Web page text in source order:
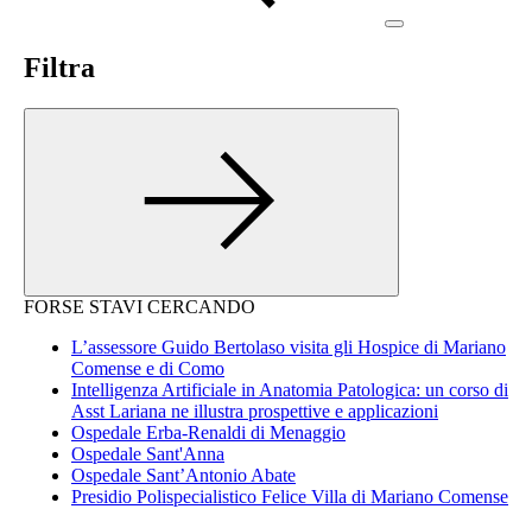
Filtra
FORSE STAVI CERCANDO
L’assessore Guido Bertolaso visita gli Hospice di Mariano
Comense e di Como
Intelligenza Artificiale in Anatomia Patologica: un corso di
Asst Lariana ne illustra prospettive e applicazioni
Ospedale Erba-Renaldi di Menaggio
Ospedale Sant'Anna
Ospedale Sant’Antonio Abate
Presidio Polispecialistico Felice Villa di Mariano Comense